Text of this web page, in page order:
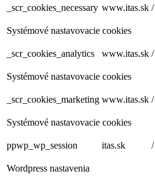
_scr_cookies_necessary www.itas.sk /
Systémové nastavovacie cookies
_scr_cookies_analytics www.itas.sk /
Systémové nastavovacie cookies
_scr_cookies_marketing www.itas.sk /
Systémové nastavovacie cookies
ppwp_wp_session itas.sk /
Wordpress nastavenia